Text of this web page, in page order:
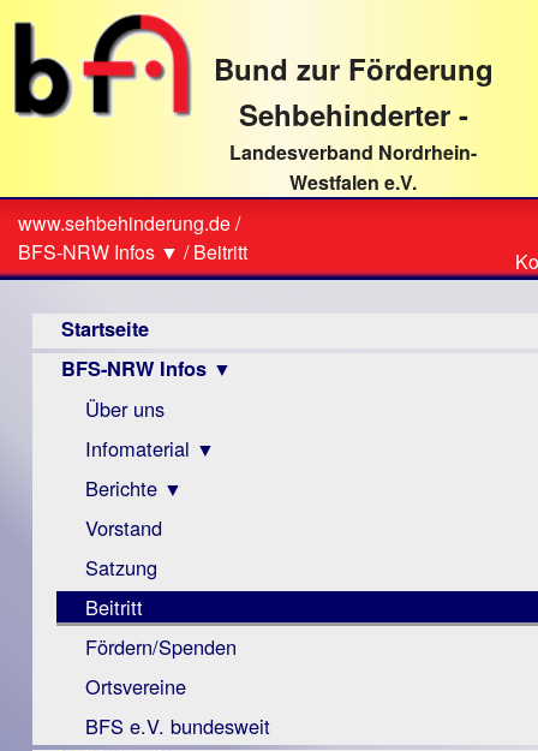
direkt
Textinhalt
Bund zur Förderung
Sehbehinderter -
Landesverband Nordrhein-
Westfalen e.V.
Sie
sind
hier
www.sehbehinderung.de/
BFS-NRW Infos ▼ /Beitritt
Startseite
BFS-NRW Infos ▼
Über uns
Infomaterial ▼
Visus
Zeitschrift
Monokular
Mac
Instagram-
Links
Berichte ▼
Archiv
Berichte
Vorstand
Satzung
Beitritt
Fördern/Spenden
Ortsvereine
BFS e.V. bundesweit